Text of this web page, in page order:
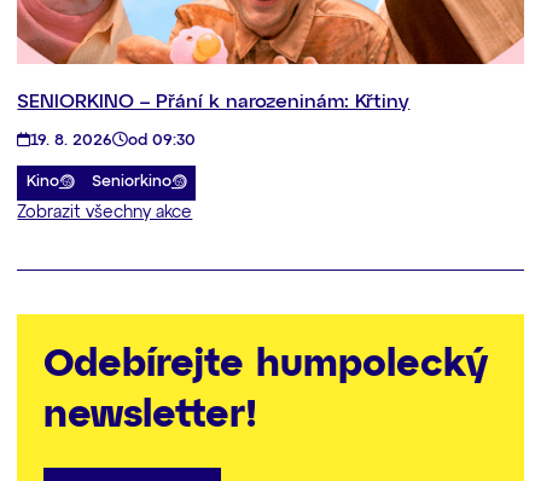
SENIORKINO – Přání k narozeninám: Křtiny
19. 8. 2026 od 09:30
Kino Seniorkino
Zobrazit všechny akce
Odebírejte humpolecký
newsletter!